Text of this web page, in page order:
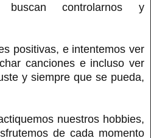
buscan controlarnos y
positivas, e intentemos ver
canciones e incluso ver
y siempre que se pueda,
nuestros hobbies,
de cada momento